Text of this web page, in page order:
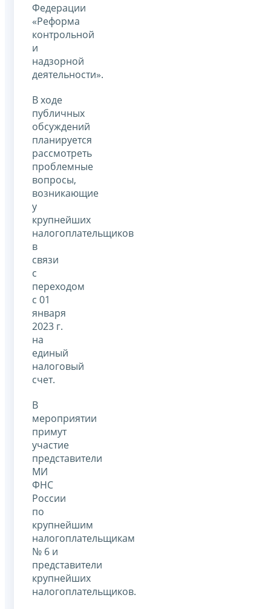
Федерации
«Реформа
контрольной
и
надзорной
деятельности».
В ходе
публичных
обсуждений
планируется
рассмотреть
проблемные
вопросы,
возникающие
у
крупнейших
налогоплательщиков
в
связи
с
переходом
с 01
января
2023 г.
на
единый
налоговый
счет.
В
мероприятии
примут
участие
представители
МИ
ФНС
России
по
крупнейшим
налогоплательщикам
№ 6 и
представители
крупнейших
налогоплательщиков.